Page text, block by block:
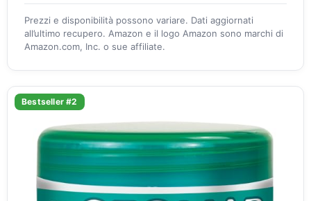
Prezzi e disponibilità possono variare. Dati aggiornati
all’ultimo recupero. Amazon e il logo Amazon sono marchi di
Amazon.com, Inc. o sue affiliate.
Bestseller #2